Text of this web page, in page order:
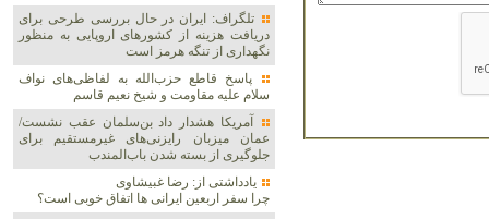
تلگراف: ایران در حال بررسی طرحی برای
دریافت هزینه از کشورهای اروپایی به منظور
نگهداری از تنگه هرمز است
پاسخ قاطع حزب‌الله به لفاظی‌های نواف
سلام علیه مقاومت و شیخ نعیم قاسم
آمریکا هشدار داد بن‌سلمان عقب نشست/
عمان میزبان رایزنی‌های غیرمستقیم برای
جلوگیری از بسته شدن باب‌المندب
یادداشتی از: رضا غبیشاوی
چرا سفر اربعین ایرانی ها اتفاق خوبی است؟